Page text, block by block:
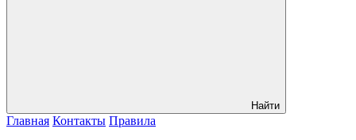
Найти
Главная Контакты Правила